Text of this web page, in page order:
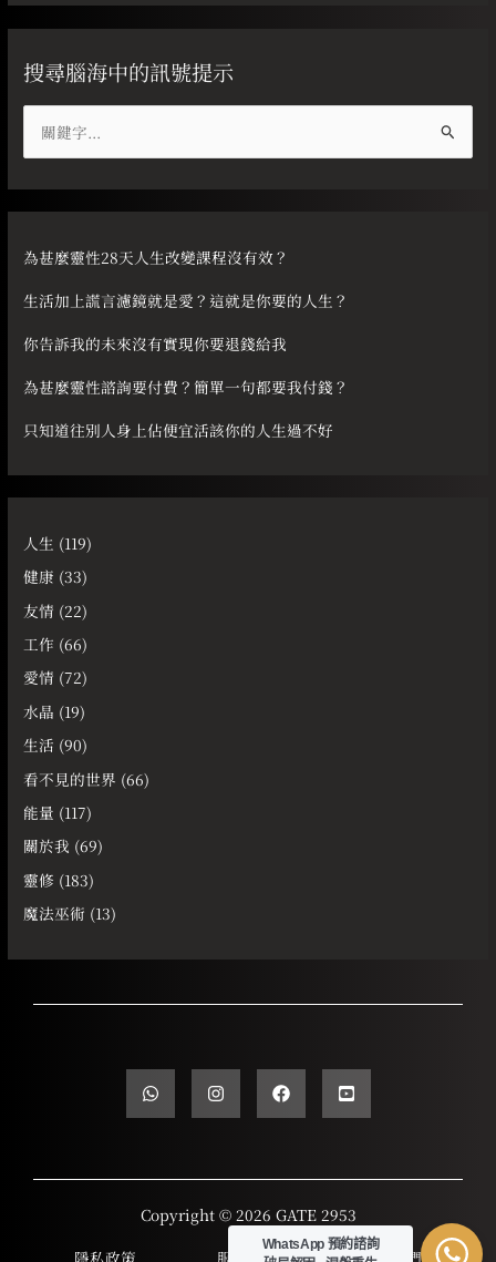
搜尋腦海中的訊號提示
尋
關
字
為甚麼靈性28天人生改變課程沒有效？
生活加上謊言濾鏡就是愛？這就是你要的人生？
你告訴我的未來沒有實現你要退錢給我
為甚麼靈性諮詢要付費？簡單一句都要我付錢？
只知道往別人身上佔便宜活該你的人生過不好
人生 (119)
健康 (33)
友情 (22)
工作 (66)
愛情 (72)
水晶 (19)
生活 (90)
看不見的世界 (66)
能量 (117)
關於我 (69)
靈修 (183)
魔法巫術 (13)
Copyright © 2026 GATE 2953
隱私政策
服務條款 聯繫我們
WhatsApp 預約諮詢